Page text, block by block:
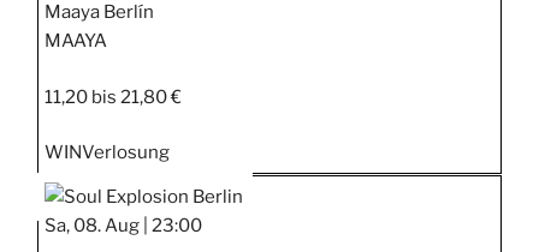
Maaya Berlín
MAAYA
11,20 bis 21,80 €
WINVerlosung
Sa, 08. Aug | 23:00